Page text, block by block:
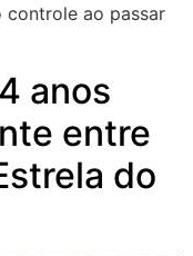
ao passar
anos
entre
do